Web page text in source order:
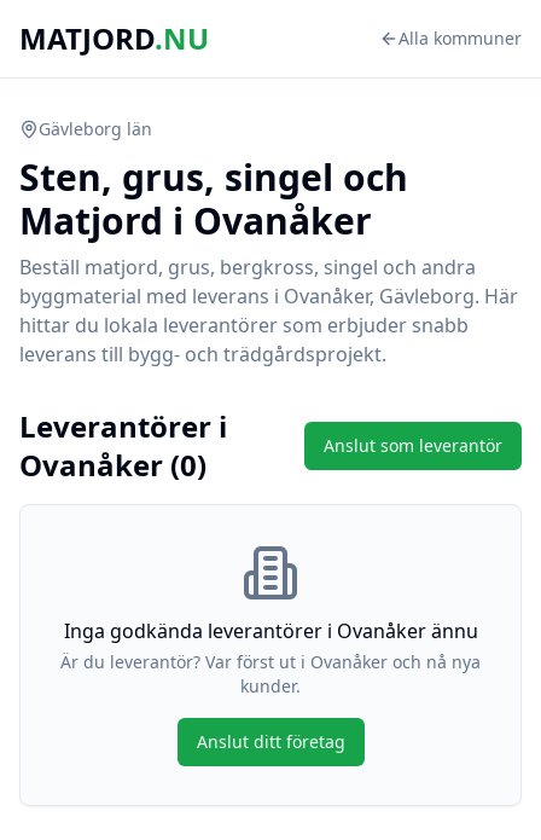
MATJORD.NU Alla kommuner
Gävleborg län
Sten, grus, singel och
Matjord i Ovanåker
Beställ matjord, grus, bergkross, singel och andra
byggmaterial med leverans i Ovanåker, Gävleborg. Här
hittar du lokala leverantörer som erbjuder snabb
leverans till bygg- och trädgårdsprojekt.
Leverantörer i
Ovanåker (0) Anslut som leverantör
Inga godkända leverantörer i Ovanåkerännu
Är du leverantör? Var först ut i Ovanåker och nå nya
kunder.
Anslut ditt företag